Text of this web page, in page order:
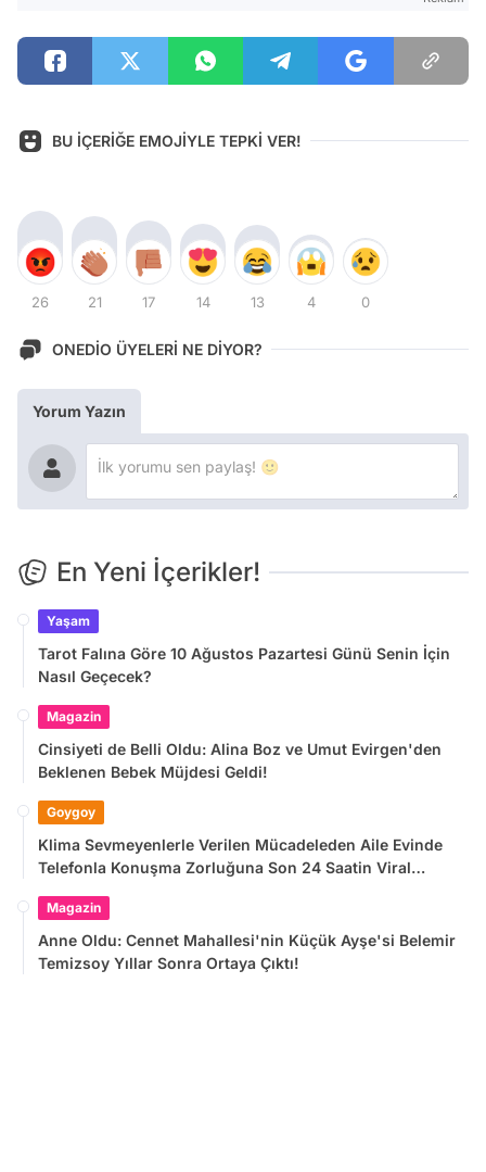
BU İÇERİĞE EMOJİYLE TEPKİ VER!
26 21 17 14 13 4 0
ONEDİO ÜYELERİ NE DİYOR?
Yorum Yazın
En Yeni İçerikler!
Yaşam
Tarot Falına Göre 10 Ağustos Pazartesi Günü Senin İçin
Nasıl Geçecek?
Magazin
Cinsiyeti de Belli Oldu: Alina Boz ve Umut Evirgen'den
Beklenen Bebek Müjdesi Geldi!
Goygoy
Klima Sevmeyenlerle Verilen Mücadeleden Aile Evinde
Telefonla Konuşma Zorluğuna Son 24 Saatin Viral
Magazin
Anne Oldu: Cennet Mahallesi'nin Küçük Ayşe'si Belemir
Temizsoy Yıllar Sonra Ortaya Çıktı!